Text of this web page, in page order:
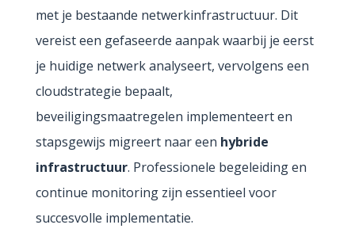
met je bestaande netwerkinfrastructuur. Dit
vereist een gefaseerde aanpak waarbij je eerst
je huidige netwerk analyseert, vervolgens een
cloudstrategie bepaalt,
beveiligingsmaatregelen implementeert en
stapsgewijs migreert naar een hybride
infrastructuur. Professionele begeleiding en
continue monitoring zijn essentieel voor
succesvolle implementatie.